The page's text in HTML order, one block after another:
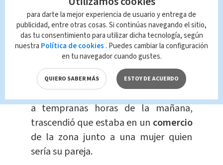
interceptado enBarrio San Juan de
Limónfrente a un taller automotriz
de la localidad.
Rojas formaba parte de ladelegación
policial de Siquirresy estaba en su día
libre este jueves cuando fue asesinado
a tempranas horas de la mañana,
trascendió que estaba en un comercio
de la zona junto a una mujer quien
sería su pareja.
para darte la mejor experiencia de usuario y entrega de
publicidad, entre otras cosas. Si continúas navegando el sitio,
das tu consentimiento para utilizar dicha tecnología, según
nuestra Política de cookies . Puedes cambiar la configuración
en tu navegador cuando gustes.
QUIERO SABER MÁS ESTOY DE ACUERDO